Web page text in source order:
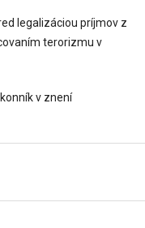
legalizáciou príjmov z
terorizmu v
v znení